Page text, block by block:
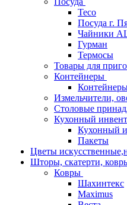
Teco
Посуда г.
Чайники
Гурман
Термосы
Товары для
Контейнеры
Измельчители,
Столовые
Кухонный
Кухонный
Пакеты
Цветы
Шторы, скатерти,
Ковры
Шахинтекс
Maximus